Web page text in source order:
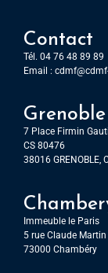
Contact
Tél. 04 76 48 89 89
Email :
Grenoble
7 Place Firmin
CS 80476
38016 GRENOBLE,
Immeuble le Paris
5 rue Claude Martin
73000 Chambéry